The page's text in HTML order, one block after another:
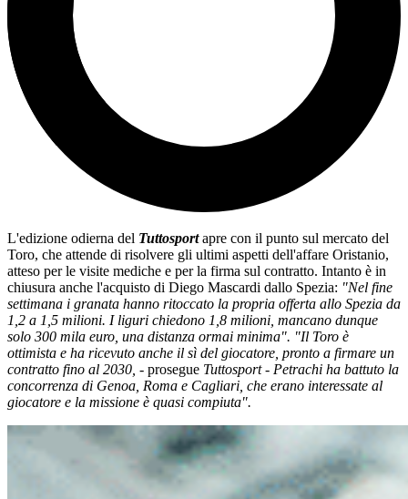
L'edizione odierna del Tuttosport apre con il punto sul mercato del
Toro, che attende di risolvere gli ultimi aspetti dell'affare Oristanio,
atteso per le visite mediche e per la firma sul contratto. Intanto è in
chiusura anche l'acquisto di Diego Mascardi dallo Spezia: "Nel fine
settimana i granata hanno ritoccato la propria offerta allo Spezia da
1,2 a 1,5 milioni. I liguri chiedono 1,8 milioni, mancano dunque
solo 300 mila euro, una distanza ormai minima". "Il Toro è
ottimista e ha ricevuto anche il sì del giocatore, pronto a firmare un
contratto fino al 2030, - prosegue Tuttosport- Petrachi ha battuto la
concorrenza di Genoa, Roma e Cagliari, che erano interessate al
giocatore e la missione è quasi compiuta".